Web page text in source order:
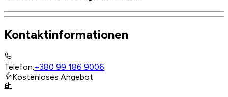
Kontaktinformationen
Telefon:+380 99 186 9006
Kostenloses Angebot